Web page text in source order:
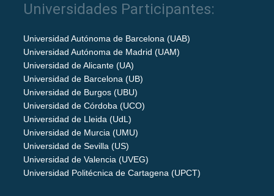
Universidades Participantes:
Universidad Autónoma de Barcelona (UAB)
Universidad Autónoma de Madrid (UAM)
Universidad de Alicante (UA)
Universidad de Barcelona (UB)
Universidad de Burgos (UBU)
Universidad de Córdoba (UCO)
Universidad de Lleida (UdL)
Universidad de Murcia (UMU)
Universidad de Sevilla (US)
Universidad de Valencia (UVEG)
Universidad Politécnica de Cartagena (UPCT)